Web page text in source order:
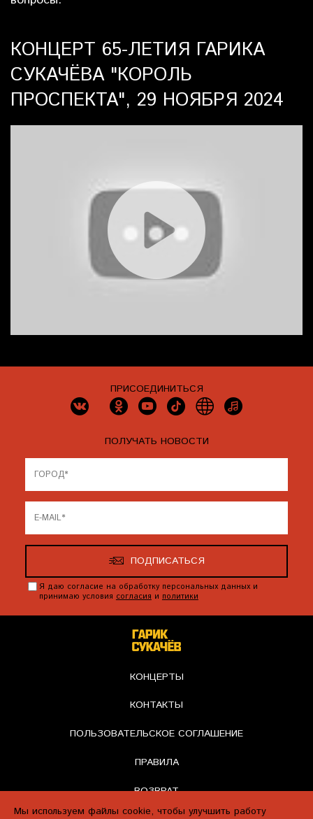
КОНЦЕРТ 65-ЛЕТИЯ ГАРИКА
СУКАЧЁВА "КОРОЛЬ
ПРОСПЕКТА", 29 НОЯБРЯ 2024
ПРИСОЕДИНИТЬСЯ
ПОЛУЧАТЬ НОВОСТИ
ПОДПИСАТЬСЯ
Я даю согласие на обработку персональных данных и
принимаю условия согласия и политики
КОНЦЕРТЫ
КОНТАКТЫ
ПОЛЬЗОВАТЕЛЬСКОЕ СОГЛАШЕНИЕ
ПРАВИЛА
ВОЗВРАТ
Мы используем файлы cookie, чтобы улучшить работу